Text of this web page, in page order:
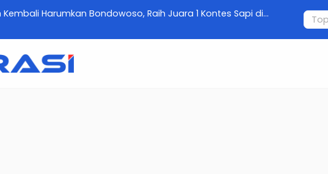
Bondowoso, Raih Juara 1 Kontes Sapi di
Operasi Tumpas
Ribu Pil Berbahaya